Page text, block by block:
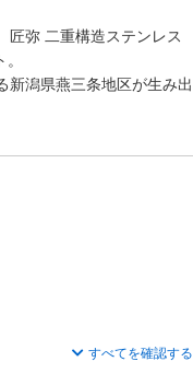
弥 二重構造ステンレス
新潟県燕三条地区が生み出
すべてを確認する